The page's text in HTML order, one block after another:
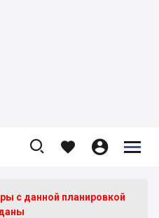
   


c данной планировкой